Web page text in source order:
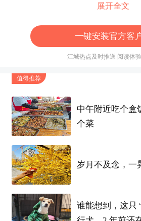
2026年“5·19中国旅游
游，共赴美好山河
界知名文化旅游目的地战
深度融合，集中展示
景、新体验，重磅发布系列
大游客发出畅游荆楚 、乐
展开全文
一键安装官方客
江城热点及时推送 阅读体
值得推荐
中午附近吃个盒
个菜
岁月不及念，一
谁能想到，这只